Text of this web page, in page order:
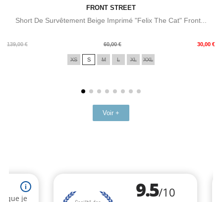
FRONT STREET
Short De Survêtement Beige Imprimé "Felix The Cat" Front...
139,00 €
Prix
60,00 € 30,00 €
Prix
XS S M L XL XXL
Voir +